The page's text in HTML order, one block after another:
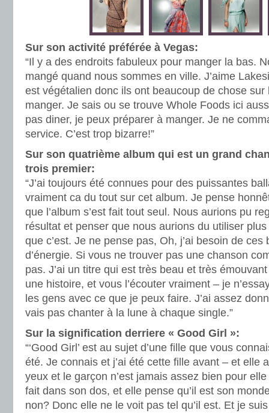
Sur son activité préférée à Vegas:
“Il y a des endroits fabuleux pour manger la bas.
mangé quand nous sommes en ville. J’aime
est végétalien donc ils ont beaucoup de chose
manger. Je sais ou se trouve Whole Foods ici
pas diner, je peux préparer à manger. Je ne
service. C’est trop bizarre!”
Sur son quatrième album qui est un grand
trois premier:
“J’ai toujours été connues pour des puissantes
vraiment ca du tout sur cet album. Je pense
que l’album s’est fait tout seul. Nous aurions pu
résultat et penser que nous aurions du utiliser plus
que c’est. Je ne pense pas, Oh, j’ai besoin de ces
d’énergie. Si vous ne trouver pas une chanson
pas. J’ai un titre qui est très beau et très
une histoire, et vous l’écouter vraiment – je
les gens avec ce que je peux faire. J’ai assez
vais pas chanter à la lune à chaque single.”
Sur la signification derriere « Good Girl »:
“‘Good Girl’ est au sujet d’une fille que vous
été. Je connais et j’ai été cette fille avant – et elle
yeux et le garçon n’est jamais assez bien pour
fait dans son dos, et elle pense qu’il est son
non? Donc elle ne le voit pas tel qu’il est. Et je